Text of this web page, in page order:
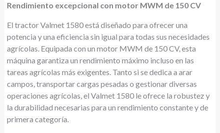
Rendimiento excepcional con motor MWM de 150 CV
El tractor Valmet 1580 está diseñado para ofrecer una
potencia y una eficiencia sin igual para todas sus necesidades
agrícolas. Equipada con un motor MWM de 150 CV, esta
máquina garantiza un rendimiento máximo incluso en las
tareas agrícolas más exigentes. Tanto si se dedica a arar
campos, transportar cargas pesadas o gestionar diversas
operaciones agrícolas, el Valmet 1580 le ofrece la robustez y
la durabilidad necesarias para un rendimiento constante y de
primera categoría.